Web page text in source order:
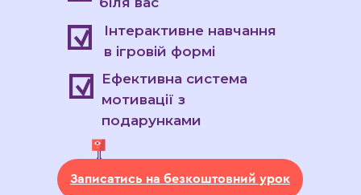
Записатись на безкоштовний урок
Інтерактивне навчання
в ігровій формі
Ефективна система
мотивації з
подарунками